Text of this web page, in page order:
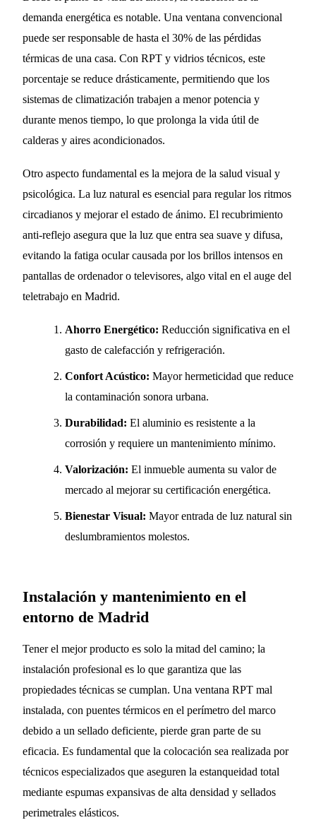
demanda energética es notable. Una ventana convencional
puede ser responsable de hasta el 30% de las pérdidas
térmicas de una casa. Con RPT y vidrios técnicos, este
porcentaje se reduce drásticamente, permitiendo que los
sistemas de climatización trabajen a menor potencia y
durante menos tiempo, lo que prolonga la vida útil de
calderas y aires acondicionados.
Otro aspecto fundamental es la mejora de la salud visual y
psicológica. La luz natural es esencial para regular los ritmos
circadianos y mejorar el estado de ánimo. El recubrimiento
anti-reflejo asegura que la luz que entra sea suave y difusa,
evitando la fatiga ocular causada por los brillos intensos en
pantallas de ordenador o televisores, algo vital en el auge del
teletrabajo en Madrid.
Ahorro Energético: Reducción significativa en el
gasto de calefacción y refrigeración.
Confort Acústico: Mayor hermeticidad que reduce
la contaminación sonora urbana.
Durabilidad: El aluminio es resistente a la
corrosión y requiere un mantenimiento mínimo.
Valorización: El inmueble aumenta su valor de
mercado al mejorar su certificación energética.
Bienestar Visual: Mayor entrada de luz natural sin
deslumbramientos molestos.
Instalación y mantenimiento en el
entorno de Madrid
Tener el mejor producto es solo la mitad del camino; la
instalación profesional es lo que garantiza que las
propiedades técnicas se cumplan. Una ventana RPT mal
instalada, con puentes térmicos en el perímetro del marco
debido a un sellado deficiente, pierde gran parte de su
eficacia. Es fundamental que la colocación sea realizada por
técnicos especializados que aseguren la estanqueidad total
mediante espumas expansivas de alta densidad y sellados
perimetrales elásticos.